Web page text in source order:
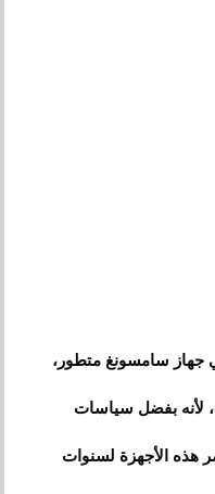
جهاز سامسونغ متطور،
لأنه بفضل سياسات
هذه الأجهزة لسنوات